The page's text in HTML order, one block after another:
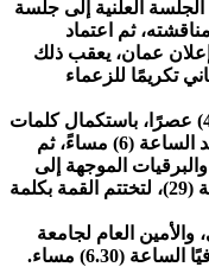
الجلسة العلنية إلى جلسة
ثم اعتماد
عمان، يعقب ذلك
تكريمًا للزعماء
وتبدأ جلسة العمل الثانية عند الساعة (4.30) عصرًا، باستكمال كلمات
القادة العرب، ثم تعقد الجلسة الختامية عند الساعة (6) مساءً، ثم
الموجهة إلى
القمة، ثم كلمة رئاسة القمة العربية المقبلة (29)، لتختتم القمة بكلمة
والأمين العام لجامعة
(6.30) مساء.